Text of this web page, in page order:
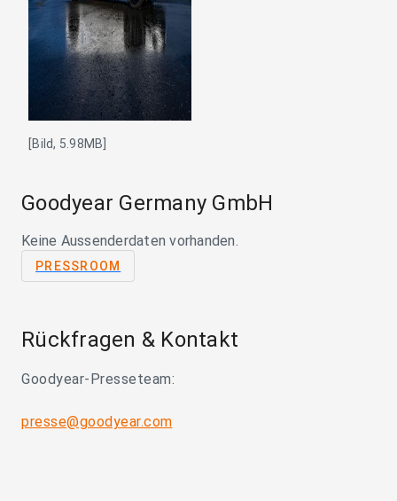
[Bild, 5.98MB]
Goodyear Germany GmbH
Keine Aussenderdaten vorhanden.
PRESSROOM
Rückfragen & Kontakt
Goodyear-Presseteam:
presse@goodyear.com